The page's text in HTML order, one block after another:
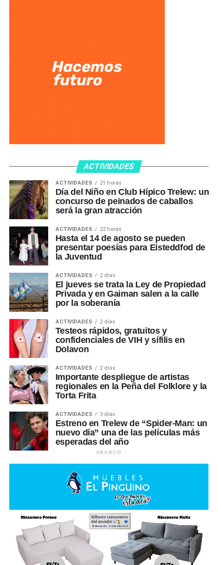
ACTIVIDADES
ACTIVIDADES 21 horas
Día del Niño en Club Hípico Trelew: un
concurso de peinados de caballos
será la gran atracción
ACTIVIDADES 22 horas
Hasta el 14 de agosto se pueden
presentar poesías para Eisteddfod de
la Juventud
ACTIVIDADES 2 días
El jueves se trata la Ley de Propiedad
Privada y en Gaiman salen a la calle
por la soberanía
ACTIVIDADES 2 días
Testeos rápidos, gratuitos y
confidenciales de VIH y sífilis en
Dolavon
ACTIVIDADES 2 días
Importante despliegue de artistas
regionales en la Peña del Folklore y la
Torta Frita
ACTIVIDADES 3 días
Estreno en Trelew de “Spider-Man: un
nuevo día” una de las películas más
esperadas del año
ANUNCIO